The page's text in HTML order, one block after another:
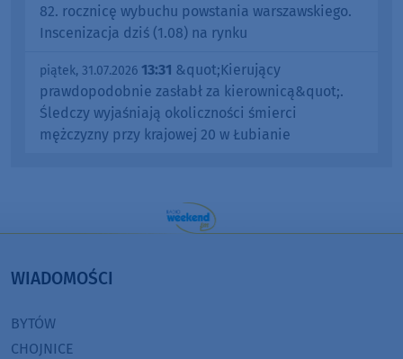
82. rocznicę wybuchu powstania warszawskiego.
Inscenizacja dziś (1.08) na rynku
piątek, 31.07.2026 13:31 &quot;Kierujący
prawdopodobnie zasłabł za kierownicą&quot;.
Śledczy wyjaśniają okoliczności śmierci
mężczyzny przy krajowej 20 w Łubianie
WIADOMOŚCI
BYTÓW
CHOJNICE